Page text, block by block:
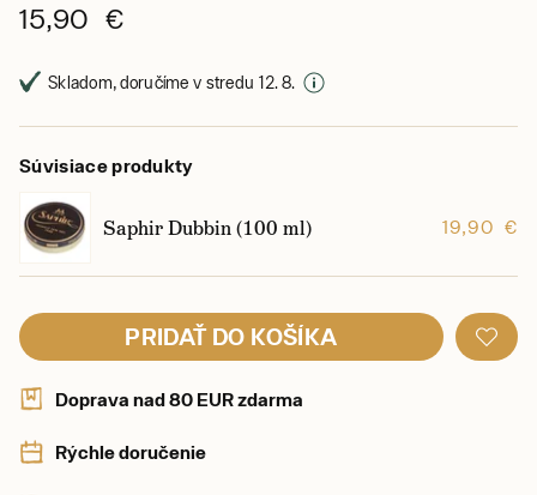
15,90 €
Skladom, doručíme v stredu 12. 8.
Súvisiace produkty
Saphir Dubbin (100 ml) 19,90 €
PRIDAŤ DO KOŠÍKA
Doprava nad 80 EUR zdarma
Rýchle doručenie